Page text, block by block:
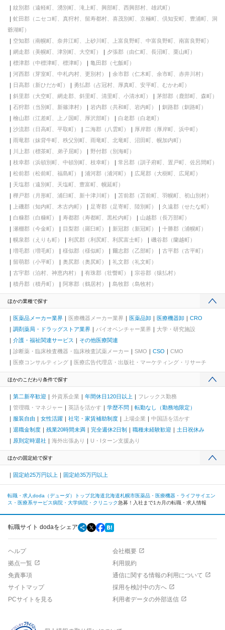
紋別郡（遠軽町、湧別町、滝上町、興部町、西興部村、雄武町）
虻田郡（ニセコ町、真狩村、留寿都村、喜茂別町、京極町、倶知安町、豊浦町、洞
爺湖町）
空知郡（南幌町、奈井江町、上砂川町、上富良野町、中富良野町、南富良野町）
網走郡（美幌町、津別町、大空町）
夕張郡（由仁町、長沼町、栗山町）
標津郡（中標津町、標津町）
亀田郡（七飯町）
河西郡（芽室町、中札内村、更別村）
余市郡（仁木町、余市町、赤井川村）
日高郡（新ひだか町）
勇払郡（占冠村、厚真町、安平町、むかわ町）
斜里郡（大空町、網走郡、斜里町、清里町、小清水町）
茅部郡（鹿部町、森町）
石狩郡（当別町、新篠津村）
岩内郡（共和町、岩内町）
釧路郡（釧路町）
檜山郡（江差町、上ノ国町、厚沢部町）
白老郡（白老町）
沙流郡（日高町、平取町）
二海郡（八雲町）
厚岸郡（厚岸町、浜中町）
雨竜郡（妹背牛町、秩父別町、雨竜町、北竜町、沼田町、幌加内町）
川上郡（標茶町、弟子屈町）
野付郡（別海町）
枝幸郡（浜頓別町、中頓別町、枝幸町）
常呂郡（訓子府町、置戸町、佐呂間町）
松前郡（松前町、福島町）
浦河郡（浦河町）
広尾郡（大樹町、広尾町）
天塩郡（遠別町、天塩町、豊富町、幌延町）
樺戸郡（月形町、浦臼町、新十津川町）
苫前郡（苫前町、羽幌町、初山別村）
上磯郡（知内町、木古内町）
足寄郡（足寄町、陸別町）
久遠郡（せたな町）
白糠郡（白糠町）
寿都郡（寿都町、黒松内町）
山越郡（長万部町）
瀬棚郡（今金町）
目梨郡（羅臼町） 新冠郡（新冠町）
十勝郡（浦幌町）
幌泉郡（えりも町）
利尻郡（利尻町、利尻富士町）
磯谷郡（蘭越町）
増毛郡（増毛町）
様似郡（様似町） 爾志郡（乙部町）
古平郡（古平町）
留萌郡（小平町）
奥尻郡（奥尻町）
礼文郡（礼文町）
古宇郡（泊村、神恵内村）
有珠郡（壮瞥町）
宗谷郡（猿払村）
積丹郡（積丹町）
阿寒郡（鶴居村） 島牧郡（島牧村）
ほかの業種で探す
医薬品メーカー業界 医療機器メーカー業界 医薬品卸 医療機器卸
CRO
調剤薬局・ドラッグストア業界
バイオベンチャー業界
大学・研究施設
介護・福祉関連サービス
その他医療関連
診断薬・臨床検査機器・臨床検査試薬メーカー
SMO CSO
CMO
医療コンサルティング
医療広告代理店・出版社・マーケティング・リサーチ
ほかのこだわり条件で探す
第二新卒歓迎 外資系企業 年間休日120日以上
フレックス勤務
管理職・マネジャー
英語を活かす 学歴不問
転勤なし（勤務地限定）
服装自由
女性活躍 社宅・家賃補助制度 上場企業
中国語を活かす
退職金制度
残業20時間未満 完全週休2日制 職種未経験歓迎
土日祝休み
原則定時退社
海外出張あり U・Iターン支援あり
ほかの固定給で探す
固定給25万円以上 固定給35万円以上
転職・求人doda（デューダ）トップ北海道北海道札幌市医薬品・医療機器・ライフサイエン
ス・医療系サービス病院・大学病院・クリニック急募！入社まで1カ月の転職・求人情報
転職サイト dodaをシェア
ヘルプ
会社概要
拠点一覧
利用規約
免責事項
通信に関する情報の利用について
サイトマップ
採用を検討中の方へ
PCサイトを見る
利用者データの外部送信